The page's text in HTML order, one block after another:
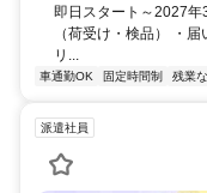
即日スタート～2027年
（荷受け・検品） ・
リ...
車通勤OK 固定時間制 残業な
派遣社員